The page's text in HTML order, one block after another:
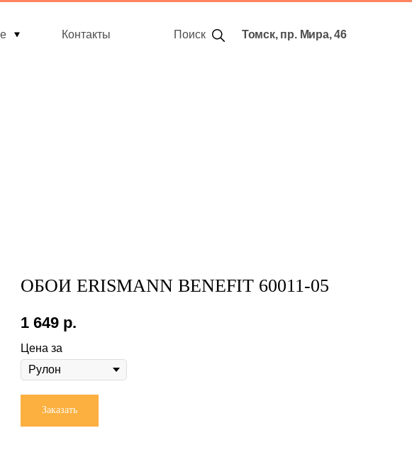
Томск, пр. Мира, 46
Поиск
Контакты
ОБОИ ERISMANN BENEFIT 60011-05
1 649 р.
Цена за
Заказать